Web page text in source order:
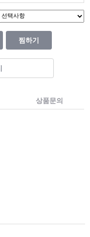
찜하기
상품문의